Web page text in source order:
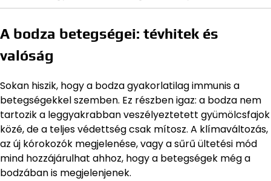
A bodza betegségei: tévhitek és
valóság
Sokan hiszik, hogy a bodza gyakorlatilag immunis a
betegségekkel szemben. Ez részben igaz: a bodza nem
tartozik a leggyakrabban veszélyeztetett gyümölcsfajok
közé, de a teljes védettség csak mítosz. A klímaváltozás,
az új kórokozók megjelenése, vagy a sűrű ültetési mód
mind hozzájárulhat ahhoz, hogy a betegségek még a
bodzában is megjelenjenek.